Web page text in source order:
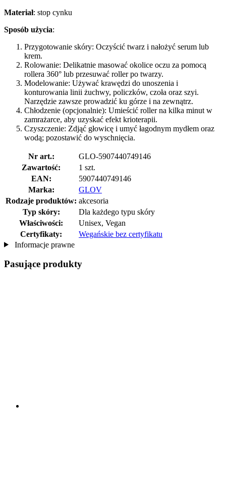
Materiał: stop cynku
Sposób użycia:
Przygotowanie skóry: Oczyścić twarz i nałożyć serum lub
krem.
Rolowanie: Delikatnie masować okolice oczu za pomocą
rollera 360° lub przesuwać roller po twarzy.
Modelowanie: Używać krawędzi do unoszenia i
konturowania linii żuchwy, policzków, czoła oraz szyi.
Narzędzie zawsze prowadzić ku górze i na zewnątrz.
Chłodzenie (opcjonalnie): Umieścić roller na kilka minut w
zamrażarce, aby uzyskać efekt krioterapii.
Czyszczenie: Zdjąć głowicę i umyć łagodnym mydłem oraz
wodą; pozostawić do wyschnięcia.
Nr art.:
GLO-5907440749146
Zawartość:
1 szt.
EAN:
5907440749146
Marka:
GLOV
Rodzaje produktów: akcesoria
Typ skóry:
Dla każdego typu skóry
Właściwości:
Unisex, Vegan
Certyfikaty:
Wegańskie bez certyfikatu
Informacje prawne
Pasujące produkty